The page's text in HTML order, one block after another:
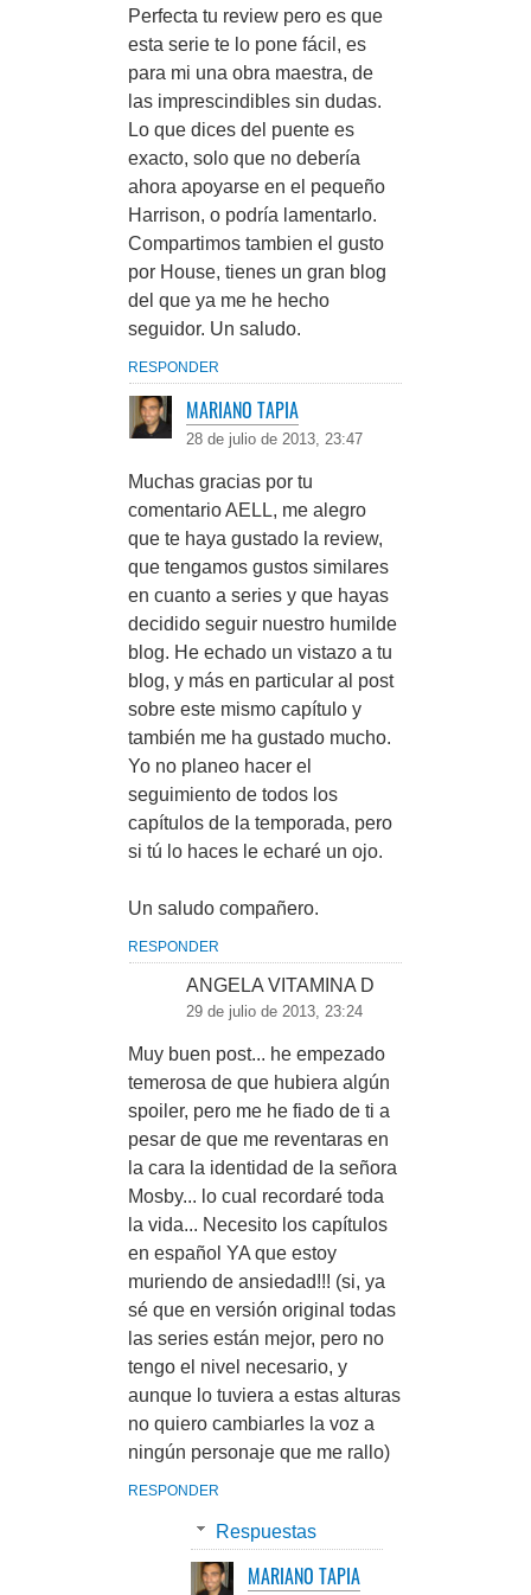
Perfecta tu review pero es que
esta serie te lo pone fácil, es
para mi una obra maestra, de
las imprescindibles sin dudas.
Lo que dices del puente es
exacto, solo que no debería
ahora apoyarse en el pequeño
Harrison, o podría lamentarlo.
Compartimos tambien el gusto
por House, tienes un gran blog
del que ya me he hecho
seguidor. Un saludo.
RESPONDER
MARIANO TAPIA
28 de julio de 2013, 23:47
Muchas gracias por tu
comentario AELL, me alegro
que te haya gustado la review,
que tengamos gustos similares
en cuanto a series y que hayas
decidido seguir nuestro humilde
blog. He echado un vistazo a tu
blog, y más en particular al post
sobre este mismo capítulo y
también me ha gustado mucho.
Yo no planeo hacer el
seguimiento de todos los
capítulos de la temporada, pero
si tú lo haces le echaré un ojo.
Un saludo compañero.
RESPONDER
ANGELA VITAMINA D
29 de julio de 2013, 23:24
Muy buen post... he empezado
temerosa de que hubiera algún
spoiler, pero me he fiado de ti a
pesar de que me reventaras en
la cara la identidad de la señora
Mosby... lo cual recordaré toda
la vida... Necesito los capítulos
en español YA que estoy
muriendo de ansiedad!!! (si, ya
sé que en versión original todas
las series están mejor, pero no
tengo el nivel necesario, y
aunque lo tuviera a estas alturas
no quiero cambiarles la voz a
ningún personaje que me rallo)
RESPONDER
Respuestas
MARIANO TAPIA